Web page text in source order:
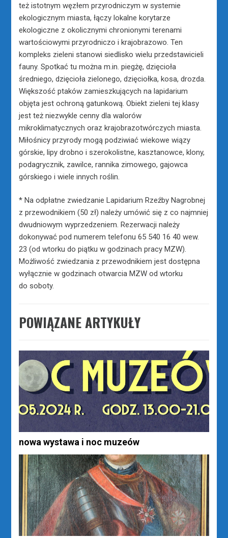
też istotnym węzłem przyrodniczym w systemie
ekologicznym miasta, łączy lokalne korytarze
ekologiczne z okolicznymi chronionymi terenami
wartościowymi przyrodniczo i krajobrazowo. Ten
kompleks zieleni stanowi siedlisko wielu przedstawicieli
fauny. Spotkać tu można m.in. piegżę, dzięcioła
średniego, dzięcioła zielonego, dzięciołka, kosa, drozda.
Większość ptaków zamieszkujących na lapidarium
objęta jest ochroną gatunkową. Obiekt zieleni tej klasy
jest też niezwykle cenny dla walorów
mikroklimatycznych oraz krajobrazotwórczych miasta.
Miłośnicy przyrody mogą podziwiać wiekowe wiązy
górskie, lipy drobno i szerokolistne, kasztanowce, klony,
podagrycznik, zawilce, rannika zimowego, gajowca
górskiego i wiele innych roślin.
* Na odpłatne zwiedzanie Lapidarium Rzeźby Nagrobnej
z przewodnikiem (50 zł) należy umówić się z co najmniej
dwudniowym wyprzedzeniem. Rezerwacji należy
dokonywać pod numerem telefonu 65 540 16 40 wew.
23 (od wtorku do piątku w godzinach pracy MZW).
Możliwość zwiedzania z przewodnikiem jest dostępna
wyłącznie w godzinach otwarcia MZW od wtorku
do soboty.
POWIĄZANE ARTYKUŁY
nowa wystawa i noc muzeów